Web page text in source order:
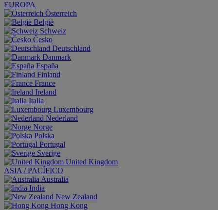
EUROPA
Österreich
België
Schweiz
Česko
Deutschland
Danmark
España
Finland
France
Ireland
Italia
Luxembourg
Nederland
Norge
Polska
Portugal
Sverige
United Kingdom
ASIA / PACÍFICO
Australia
India
New Zealand
Hong Kong